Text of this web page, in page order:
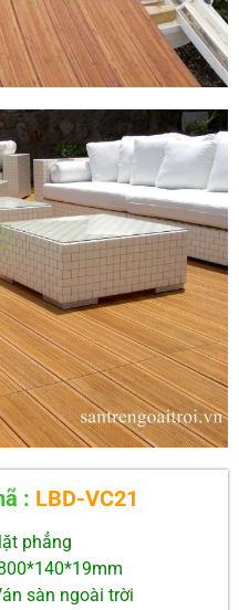
: LBD-VC21
phẳng
sàn ngoài trời